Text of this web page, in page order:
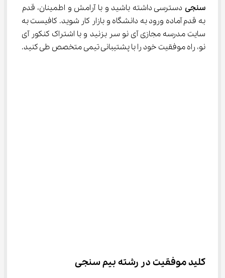
سنجی دسترسی داشته باشید و با آرامش و اطمینان، قدم
به قدم آماده ورود به دانشگاه و بازار کار شوید. کافیست به
سایت مدرسه مجازی آی نو سر بزنید و با اشتراک کنکور آی
نو، راه موفقیت خود را با پشتیبانی تیمی متخصص طی کنید.
کلید موفقیت در رشته بیم سنجی